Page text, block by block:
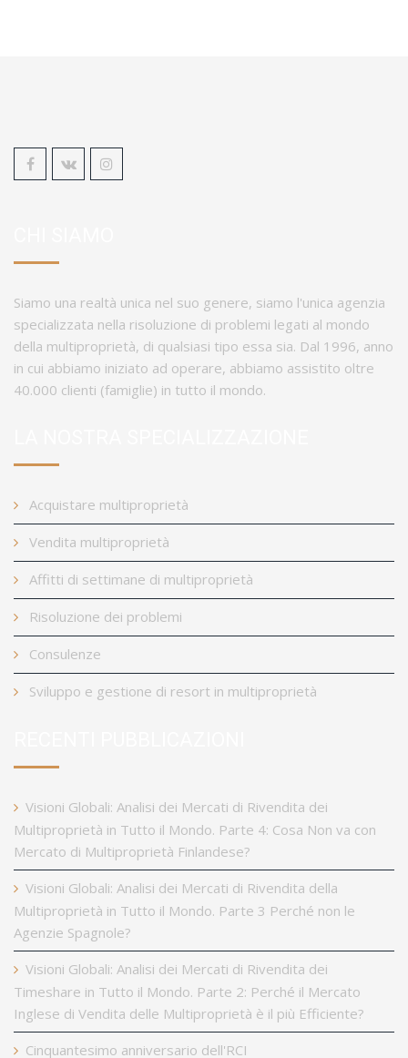
Siamo una realtà unica nel suo genere, siamo l'unica agenzia
specializzata nella risoluzione di problemi legati al mondo
della multiproprietà, di qualsiasi tipo essa sia. Dal 1996, anno
in cui abbiamo iniziato ad operare, abbiamo assistito oltre
40.000 clienti (famiglie) in tutto il mondo.
Acquistare multiproprietà
Vendita multiproprietà
Affitti di settimane di multiproprietà
Risoluzione dei problemi
Consulenze
Sviluppo e gestione di resort in multiproprietà
Visioni Globali: Analisi dei Mercati di Rivendita dei
Multiproprietà in Tutto il Mondo. Parte 4: Cosa Non va con
Mercato di Multiproprietà Finlandese?
Visioni Globali: Analisi dei Mercati di Rivendita della
Multiproprietà in Tutto il Mondo. Parte 3 Perché non le
Agenzie Spagnole?
Visioni Globali: Analisi dei Mercati di Rivendita dei
Timeshare in Tutto il Mondo. Parte 2: Perché il Mercato
Inglese di Vendita delle Multiproprietà è il più Efficiente?
Cinquantesimo anniversario dell'RCI